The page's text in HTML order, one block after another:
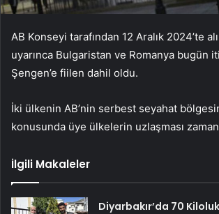
AB Konseyi tarafından 12 Aralık 2024’te
uyarınca Bulgaristan ve Romanya bugün
Şengen’e fiilen dahil oldu.
İki ülkenin AB’nin serbest seyahat
konusunda üye ülkelerin uzlaşması zaman
İlgili Makaleler
Diyarbakır’da 70